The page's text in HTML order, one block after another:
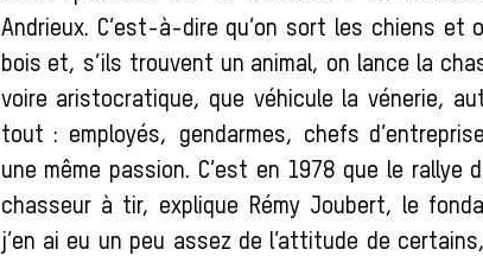
Andrieux. C’est-à-dire qu’on sort les chiens et
bois et, s’ils trouvent un animal, on lance la
voire aristocratique, que véhicule la vénerie,
tout : employés, gendarmes, chefs
une même passion. C’est en 1978 que le rallye
chasseur à tir, explique Rémy Joubert, le
j’en ai eu un peu assez de l’attitude de